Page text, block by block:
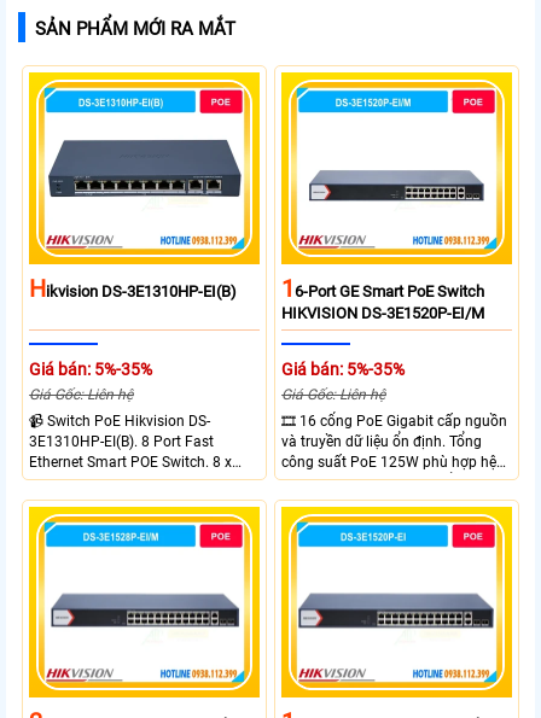
SẢN PHẨM MỚI RA MẮT
HIkvision DS-3E1310HP-EI(B)
Giá bán: 5%-35%
Giá Gốc: Liên hệ
📹 Switch PoE Hikvision DS-
3E1310HP-EI(B). 8 Port Fast
Ethernet Smart POE Switch. 8 x
10/100M PoE Ports, 2 x Gigabit
Uplink Ports.
16-Port GE Smart PoE Switch
HIKVISION DS-3E1520P-EI/M
Giá bán: 5%-35%
Giá Gốc: Liên hệ
🎞 16 cổng PoE Gigabit cấp nguồn
và truyền dữ liệu ổn định. Tổng
công suất PoE 125W phù hợp hệ
thống camera IP vừa. 2 cổng RJ45
Gigabit và 2 cổng quang SFP mở
rộng linh hoạt. Hỗ trợ truyền PoE
xa tối đa lên đến 300 mét.